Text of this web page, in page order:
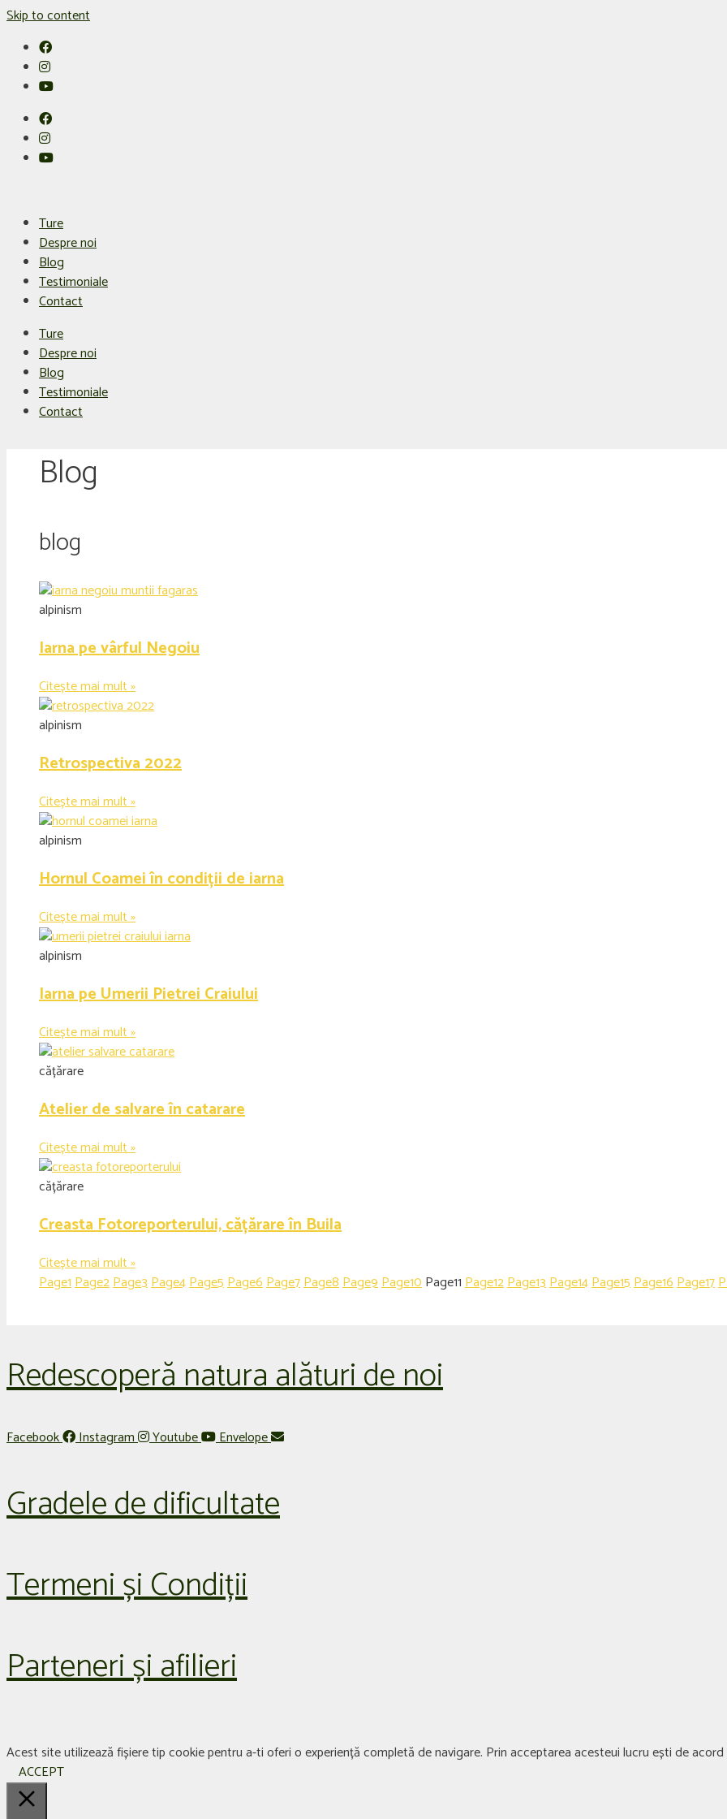
Skip to content
Ture
Despre noi
Blog
Testimoniale
Contact
Ture
Despre noi
Blog
Testimoniale
Contact
Blog
blog
alpinism
Iarna pe vârful Negoiu
Citește mai mult »
alpinism
Retrospectiva 2022
Citește mai mult »
alpinism
Hornul Coamei în condiții de iarna
Citește mai mult »
alpinism
Iarna pe Umerii Pietrei Craiului
Citește mai mult »
cățărare
Atelier de salvare în catarare
Citește mai mult »
cățărare
Creasta Fotoreporterului, cățărare în Buila
Citește mai mult »
Page1Page2Page3Page4Page5Page6Page7Page8Page9Page10Page11Page12Page13Page14Page15Page16Page17
Redescoperă natura alături de noi
Facebook Instagram Youtube Envelope
Gradele de dificultate
Termeni și Condiții
Parteneri și afilieri
Acest site utilizează fișiere tip cookie pentru a-ti oferi o experiență completă de navigare. Prin acceptarea acesteui lucru ești de
ACCEPT